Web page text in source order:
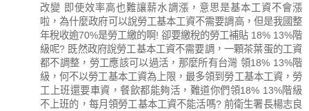
改變 即使效率高也難讓薪水調漲，意思是基本工資不會漲
啦，為什麼政府可以說勞工基本工資不需要調高，但是我國整
年稅收逾70%是勞工繳的啊! 卻要繳稅的勞工補貼 18% 13%階
級呢? 既然政府說勞工基本工資不需要調，一顆茶葉蛋的工資
都不調整，勞工應該可以過活，那麼所有台灣 領18% 13%階
級，何不以勞工基本工資為上限，最多領到勞工基本工資，勞
工上班還要車資，餐飲都能夠活，難道你們領18% 13%階級
不上班的，每月領勞工基本工資不能活嗎? 前衛生署長楊志良